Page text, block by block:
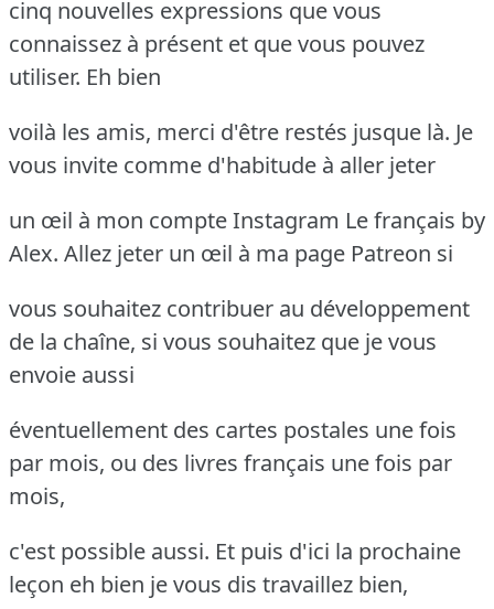
cinq nouvelles expressions que vous
connaissez à présent et que vous pouvez
utiliser. Eh bien
voilà les amis, merci d'être restés jusque là. Je
vous invite comme d'habitude à aller jeter
un œil à mon compte Instagram Le français by
Alex. Allez jeter un œil à ma page Patreon si
vous souhaitez contribuer au développement
de la chaîne, si vous souhaitez que je vous
envoie aussi
éventuellement des cartes postales une fois
par mois, ou des livres français une fois par
mois,
c'est possible aussi. Et puis d'ici la prochaine
leçon eh bien je vous dis travaillez bien,